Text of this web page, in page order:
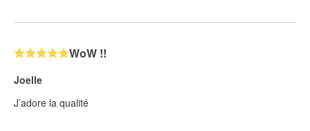
WoW !!
Joelle
J’adore la qualité